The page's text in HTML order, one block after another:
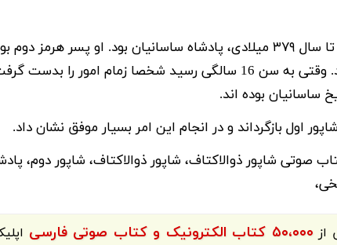
نوزادی به سمت پادشاهی برگزیده شد. وقتی به سن 16 سالگی رسید شخصا زمام
ساسانیان بوده اند.
اول بازگرداند و در انجام این امر بسیار موفق نشان داد.
صوتی شاپور ذوالاکتاف، شاپور ذوالاکتاف، شاپور دوم،
۵۰،۰۰۰ کتاب الکترونیک و کتاب صوتی فارسی